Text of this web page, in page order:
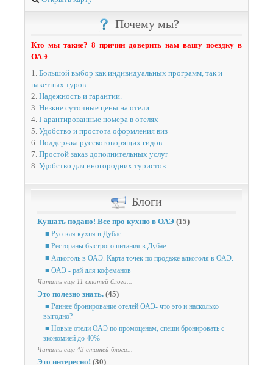
Почему мы?
Кто мы такие? 8 причин доверить нам вашу поездку в
ОАЭ
1. Большой выбор как индивидуальных программ, так и
пакетных туров.
2. Надежность и гарантии.
3. Низкие суточные цены на отели
4. Гарантированные номера в отелях
5. Удобство и простота оформления виз
6. Поддержка русскоговорящих гидов
7. Простой заказ дополнительных услуг
8. Удобство для иногородних туристов
Блоги
Кушать подано! Все про кухню в ОАЭ (15)
■ Русская кухня в Дубае
■ Рестораны быстрого питания в Дубае
■ Алкоголь в ОАЭ. Карта точек по продаже алкоголя в ОАЭ.
■ ОАЭ - рай для кофеманов
Читать еще 11 статей блога...
Это полезно знать. (45)
■ Раннее бронирование отелей ОАЭ- что это и насколько
выгодно?
■ Новые отели ОАЭ по промоценам, спеши бронировать с
экономией до 40%
Читать еще 43 статей блога...
Это интересно! (30)